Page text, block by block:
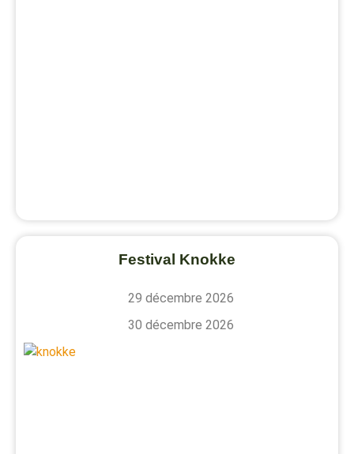
Festival Knokke
29 décembre 2026
30 décembre 2026